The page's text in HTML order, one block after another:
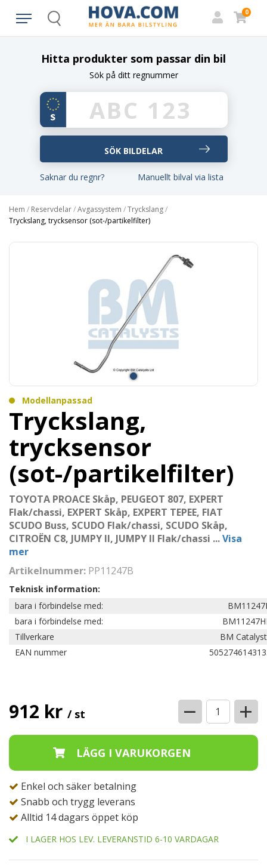
Search
0
Hitta produkter som passar din bil
Sök på ditt regnummer
Saknar du regnr? Manuellt bilval via lista
Hem / Reservdelar/Avgassystem /Tryckslang/
Tryckslang, trycksensor (sot-/partikelfilter)
Modellanpassad
Tryckslang,
trycksensor
(sot-/partikelfilter)
TOYOTA PROACE Skåp, PEUGEOT 807, EXPERT
Flak/chassi, EXPERT Skåp, EXPERT TEPEE, FIAT
SCUDO Buss, SCUDO Flak/chassi, SCUDO Skåp,
CITROËN C8, JUMPY II, JUMPY II Flak/chassi ...Visa
mer
Artikelnummer: PP11247B
Teknisk information:
bara i förbindelse med:
bara i förbindelse med:
Tillverkare
BM
EAN nummer
912 kr / st − +
Enkel och säker betalning
Snabb och trygg leverans
Alltid 14 dagars öppet köp
I LAGER HOS LEV. LEVERANSTID 6-10 VARDAGAR